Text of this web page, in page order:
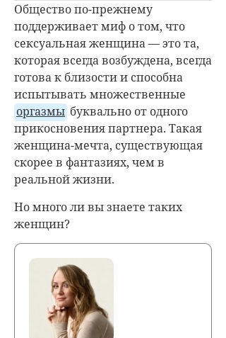
Общество по-прежнему
поддерживает миф о том, что
сексуальная женщина — это та,
которая всегда возбуждена, всегда
готова к близости и способна
испытывать множественные
оргазмы буквально от одного
прикосновения партнера. Такая
женщина-мечта, существующая
скорее в фантазиях, чем в
реальной жизни.
Но много ли вы знаете таких
женщин?